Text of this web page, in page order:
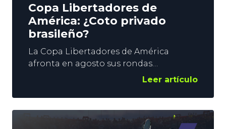
Copa Libertadores de
América: ¿Coto privado
brasileño?
La Copa Libertadores de América
afronta en agosto sus rondas
eliminatorias, y parece que la vida va a
respecto a los últimos años en la
máxima competición sudamericana de
clubes. Por lo menos, a ojos de los
Leer artículo